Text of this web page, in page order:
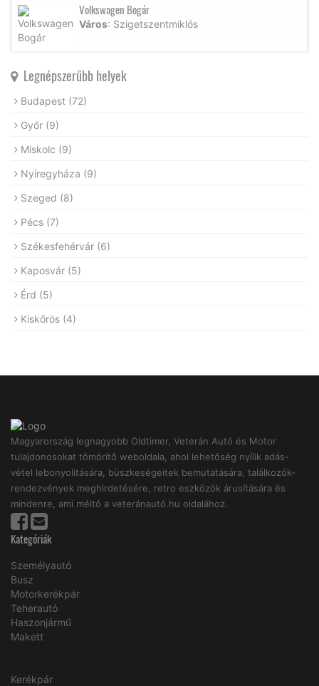
Volkswagen Bogár
Város: Szigetszentmiklós
Legnépszerűbb helyek
Budapest (72)
Győr (9)
Miskolc (9)
Nyíregyháza (9)
Szeged (8)
Pécs (7)
Székesfehérvár (6)
Kaposvár (5)
Érd (5)
Kiskőrös (4)
Magyarország legnagyobb Oldtimer, Veterán Autó és Motor
tulajdonosokat tömörítő weboldala, ahol lehetőség nyílik adás-
vétel lebonyolitására, büszkeségeitek bemutatására, találkozók-
rendezvények meghirdetésére, retro eszközök árusítására és
mindenre, ami méltó a veteránautó.hu oldalához.
Kategóriák
Személyautó
Busz
Motorkerékpár
Teherautó
Haszonjármű
Makett
Kerékpár